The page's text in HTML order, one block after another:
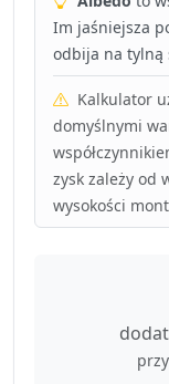
Im jaśniejsza
odbija na tylną
Kalkulator
domyślnymi
zysk zależy od
wysokości